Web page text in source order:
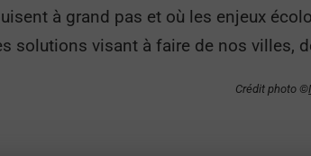
à grand pas et où les enjeux
solutions visant à faire de nos villes,
Crédit photo ©